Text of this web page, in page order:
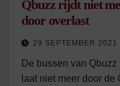
Qbuzz rijdt niet
door overlast
29 SEPTEMBER 2021
De bussen van
laat niet meer door